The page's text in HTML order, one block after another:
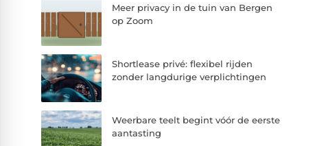
Meer privacy in de tuin van Bergen
op Zoom
Shortlease privé: flexibel rijden
zonder langdurige verplichtingen
Weerbare teelt begint vóór de eerste
aantasting